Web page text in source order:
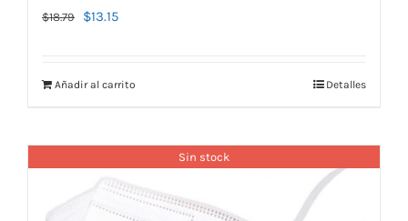
$18.79
El
era:
$13.15El
es:
Añadir al carrito Detalles
Sin stock